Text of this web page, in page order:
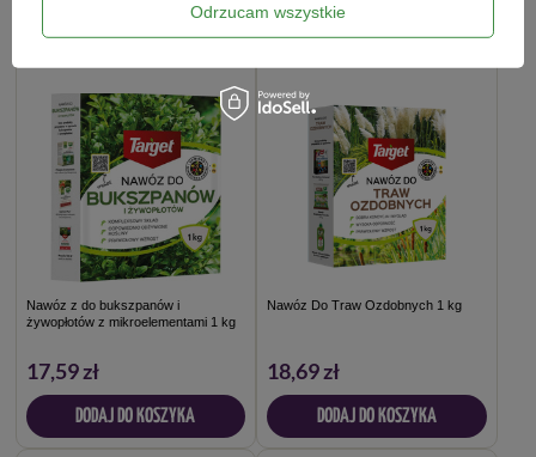
RABAT OD 2 SZT.
Nawóz z do bukszpanów i
żywopłotów z mikroelementami 1 kg
17,59 zł
DODAJ DO KOSZYKA
RABAT OD 2 SZT.
Nawóz Do Traw Ozdobnych 1 kg
18,69 zł
DODAJ DO KOSZYKA
Odrzucam wszystkie